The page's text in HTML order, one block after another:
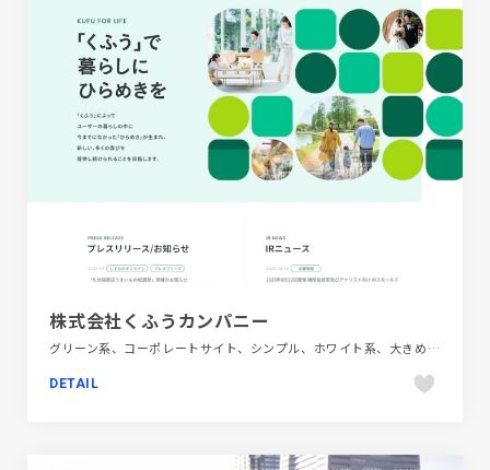
株式会社くふうカンパニー
グリーン系、コーポレートサイト、シンプル、ホワイト系、大きめ写真、金融・法律・人材・専門職
DETAIL